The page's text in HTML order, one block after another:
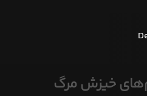
خیزش مرگ